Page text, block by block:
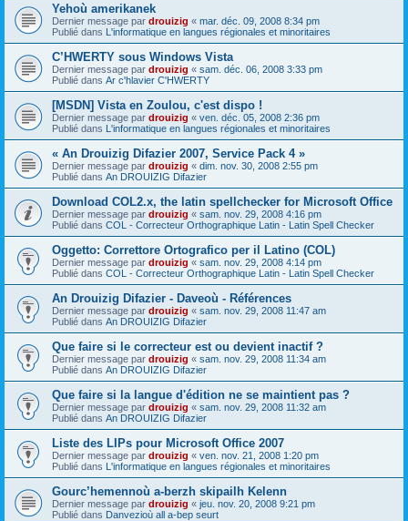
Yehoù amerikanek
Dernier message par drouizig « mar. déc. 09, 2008 8:34 pm
Publié dans L'informatique en langues régionales et minoritaires
C’HWERTY sous Windows Vista
Dernier message par drouizig « sam. déc. 06, 2008 3:33 pm
Publié dans Ar c'hlavier C'HWERTY
[MSDN] Vista en Zoulou, c'est dispo !
Dernier message par drouizig « ven. déc. 05, 2008 2:36 pm
Publié dans L'informatique en langues régionales et minoritaires
« An Drouizig Difazier 2007, Service Pack 4 »
Dernier message par drouizig « dim. nov. 30, 2008 2:55 pm
Publié dans An DROUIZIG Difazier
Download COL2.x, the latin spellchecker for Microsoft Office
Dernier message par drouizig « sam. nov. 29, 2008 4:16 pm
Publié dans COL - Correcteur Orthographique Latin - Latin Spell Checker
Oggetto: Correttore Ortografico per il Latino (COL)
Dernier message par drouizig « sam. nov. 29, 2008 4:14 pm
Publié dans COL - Correcteur Orthographique Latin - Latin Spell Checker
An Drouizig Difazier - Daveoù - Références
Dernier message par drouizig « sam. nov. 29, 2008 11:47 am
Publié dans An DROUIZIG Difazier
Que faire si le correcteur est ou devient inactif ?
Dernier message par drouizig « sam. nov. 29, 2008 11:34 am
Publié dans An DROUIZIG Difazier
Que faire si la langue d'édition ne se maintient pas ?
Dernier message par drouizig « sam. nov. 29, 2008 11:32 am
Publié dans An DROUIZIG Difazier
Liste des LIPs pour Microsoft Office 2007
Dernier message par drouizig « ven. nov. 21, 2008 1:20 pm
Publié dans L'informatique en langues régionales et minoritaires
Gourc’hemennoù a-berzh skipailh Kelenn
Dernier message par drouizig « jeu. nov. 20, 2008 9:21 pm
Publié dans Danvezioù all a-bep seurt